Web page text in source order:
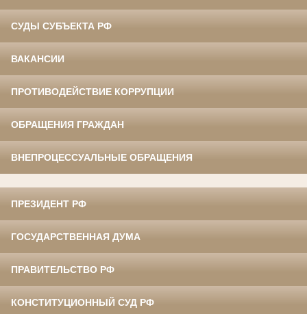
СУДЫ СУБЪЕКТА РФ
ВАКАНСИИ
ПРОТИВОДЕЙСТВИЕ КОРРУПЦИИ
ОБРАЩЕНИЯ ГРАЖДАН
ВНЕПРОЦЕССУАЛЬНЫЕ ОБРАЩЕНИЯ
ПРЕЗИДЕНТ РФ
ГОСУДАРСТВЕННАЯ ДУМА
ПРАВИТЕЛЬСТВО РФ
КОНСТИТУЦИОННЫЙ СУД РФ